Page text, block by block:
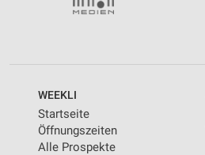
WEEKLI
Startseite
Öffnungszeiten
Alle Prospekte